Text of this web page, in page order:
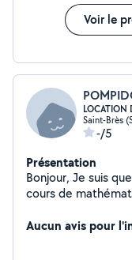
Voir le
LOCATION
Saint-Brès
-/5
Présentation
Bonjour, Je suis
cours de
marchandises ou
Aucun avis pour